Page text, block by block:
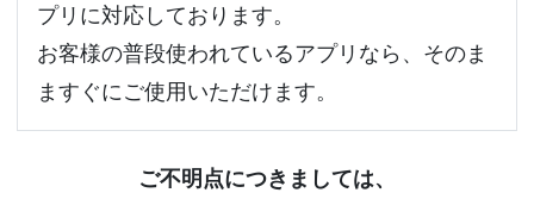
プリに対応しております。
お客様の普段使われているアプリなら、そのま
ますぐにご使用いただけます。
ご不明点につきましては、